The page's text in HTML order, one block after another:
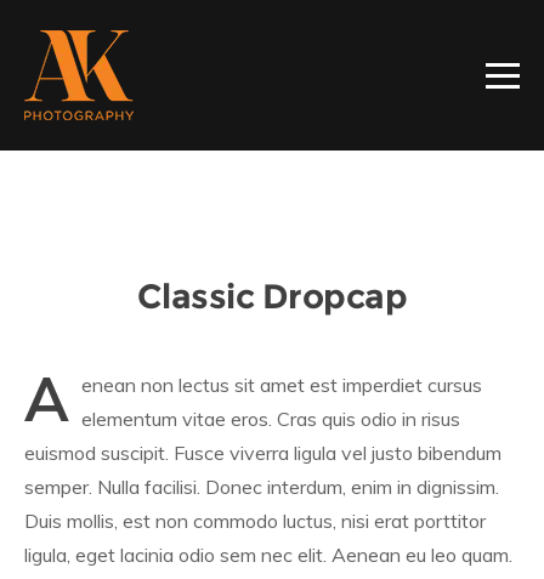
Classic Dropcap
A enean non lectus sit amet est imperdiet cursus
elementum vitae eros. Cras quis odio in risus
euismod suscipit. Fusce viverra ligula vel justo bibendum
semper. Nulla facilisi. Donec interdum, enim in dignissim.
Duis mollis, est non commodo luctus, nisi erat porttitor
ligula, eget lacinia odio sem nec elit. Aenean eu leo quam.